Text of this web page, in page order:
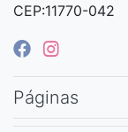
CEP:11770-042
Páginas